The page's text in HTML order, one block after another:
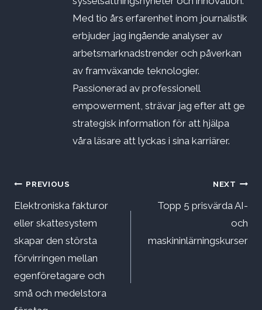
Med tio års erfarenhet inom journalistik
erbjuder jag ingående analyser av
arbetsmarknadstrender och påverkan
av framväxande teknologier.
Passionerad av professionell
empowerment, strävar jag efter att ge
strategisk information för att hjälpa
våra läsare att lyckas i sina karriärer.
Inläggsnavigering
PREVIOUS
Elektroniska fakturor
eller skattesystem
skapar den största
förvirringen mellan
egenföretagare och
små och medelstora
NEXT
Topp 5 prisvärda AI-
och
maskininlärningskurser